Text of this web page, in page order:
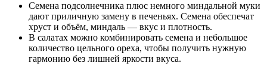
Семена подсолнечника плюс немного миндальной муки
дают приличную замену в печеньях. Семена обеспечат
хруст и объём, миндаль — вкус и плотность.
В салатах можно комбинировать семена и небольшое
количество цельного ореха, чтобы получить нужную
гармонию без лишней яркости вкуса.